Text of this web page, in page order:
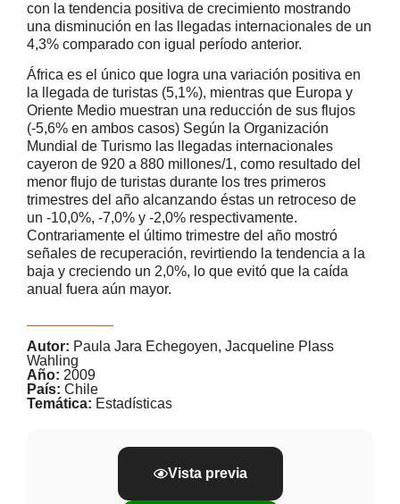
con la tendencia positiva de crecimiento mostrando
una disminución en las llegadas internacionales de un
4,3% comparado con igual período anterior.
África es el único que logra una variación positiva en
la llegada de turistas (5,1%), mientras que Europa y
Oriente Medio muestran una reducción de sus flujos
(-5,6% en ambos casos) Según la Organización
Mundial de Turismo las llegadas internacionales
cayeron de 920 a 880 millones/1, como resultado del
menor flujo de turistas durante los tres primeros
trimestres del año alcanzando éstas un retroceso de
un -10,0%, -7,0% y -2,0% respectivamente.
Contrariamente el último trimestre del año mostró
señales de recuperación, revirtiendo la tendencia a la
baja y creciendo un 2,0%, lo que evitó que la caída
anual fuera aún mayor.
Autor: Paula Jara Echegoyen, Jacqueline Plass
Wahling
Año: 2009
País: Chile
Temática: Estadísticas
Vista previa